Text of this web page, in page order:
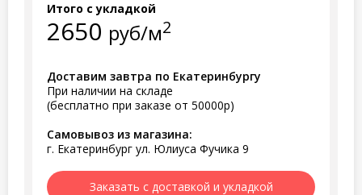
Итого с укладкой
2650 руб/м2
Доставим завтра по Екатеринбургу
При наличии на складе
(бесплатно при заказе от 50000р)
Самовывоз из магазина:
г. Екатеринбург ул. Юлиуса Фучика 9
Заказать с доставкой и укладкой